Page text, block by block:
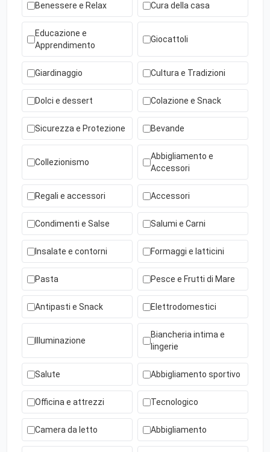
Benessere e Relax Cura della casa
Educazione e
Apprendimento
Giocattoli
Giardinaggio Cultura e Tradizioni
Dolci e dessert Colazione e Snack
Sicurezza e Protezione Bevande
Collezionismo
Abbigliamento e
Accessori
Regali e accessori Accessori
Condimenti e Salse Salumi e Carni
Insalate e contorni Formaggi e latticini
Pasta Pesce e Frutti di Mare
Antipasti e Snack Elettrodomestici
Illuminazione
Biancheria intima e
lingerie
Salute Abbigliamento sportivo
Officina e attrezzi Tecnologico
Camera da letto Abbigliamento